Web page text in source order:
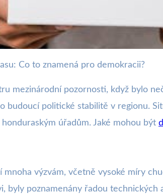
Hrozí
Co to znamená pro demokracii?
mezinárodní pozornosti, když bylo
budoucí politické stabilitě v regionu.
úřadům. Jaké mohou být
výzvám, včetně vysoké míry
byly poznamenány řadou